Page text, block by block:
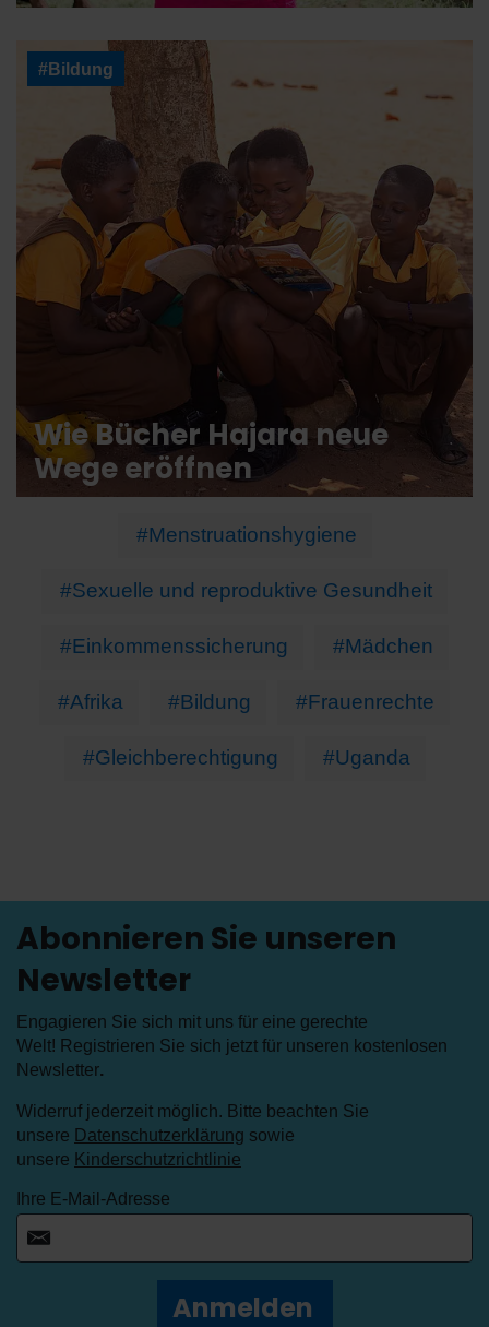
#Bildung
Wie Bücher Hajara neue
Wege eröffnen
#Menstruationshygiene
#Sexuelle und reproduktive Gesundheit
#Einkommenssicherung #Mädchen
#Afrika #Bildung #Frauenrechte
#Gleichberechtigung #Uganda
Abonnieren Sie unseren
Newsletter
Engagieren Sie sich mit uns für eine gerechte
Welt! Registrieren Sie sich jetzt für unseren kostenlosen
Newsletter.
Widerruf jederzeit möglich. Bitte beachten Sie
unsere Datenschutzerklärung sowie
unsere Kinderschutzrichtlinie
Ihre E-Mail-Adresse
Anmelden